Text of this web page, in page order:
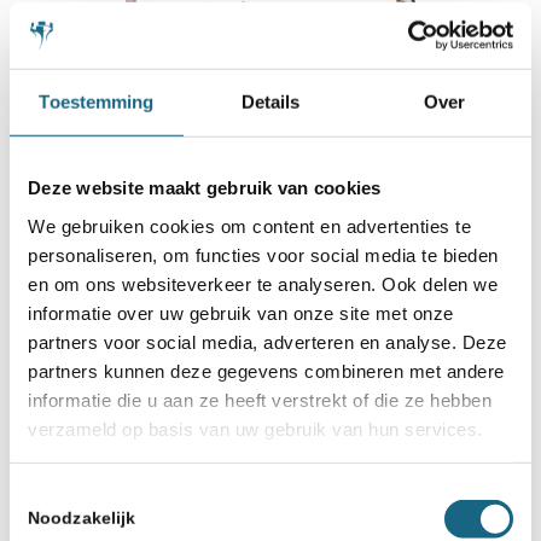
Toestemming Details Over
Deze website maakt gebruik van cookies
We gebruiken cookies om content en advertenties te
personaliseren, om functies voor social media te bieden
en om ons websiteverkeer te analyseren. Ook delen we
informatie over uw gebruik van onze site met onze
partners voor social media, adverteren en analyse. Deze
partners kunnen deze gegevens combineren met andere
informatie die u aan ze heeft verstrekt of die ze hebben
verzameld op basis van uw gebruik van hun services.
Noodzakelijk
28 juni 2024
Open brief terugdraaien
bezuinigingen sport